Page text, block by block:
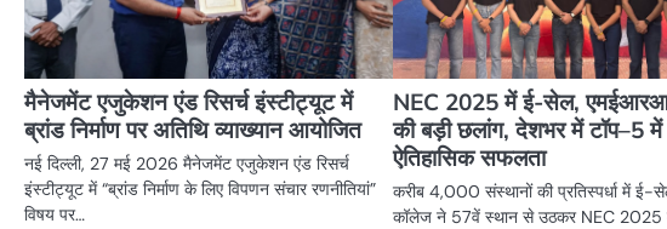
मैनेजमेंट एजुकेशन एंड रिसर्च इंस्टीट्यूट में
ब्रांड निर्माण पर अतिथि व्याख्यान आयोजित
नई दिल्ली, 27 मई 2026 मैनेजमेंट एजुकेशन एंड रिसर्च
इंस्टीट्यूट में “ब्रांड निर्माण के लिए विपणन संचार रणनीतियां”
विषय पर…
NEC 2025 में ई-सेल,
की बड़ी छलांग, देशभर में टॉप–5 में
ऐतिहासिक सफलता
करीब 4,000 संस्थानों की प्रतिस्पर्धा में
कॉलेज ने 57वें स्थान से उठकर NEC 2025